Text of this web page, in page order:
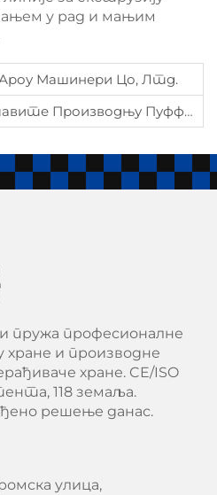
у рад и мањим
Машинери Цо, Лтд.
Производњу Пуфффед Снакх-Худ
пружа професионалне
хране и производне
хране. CE/ISO
118 земаља.
решење данас.
улица,